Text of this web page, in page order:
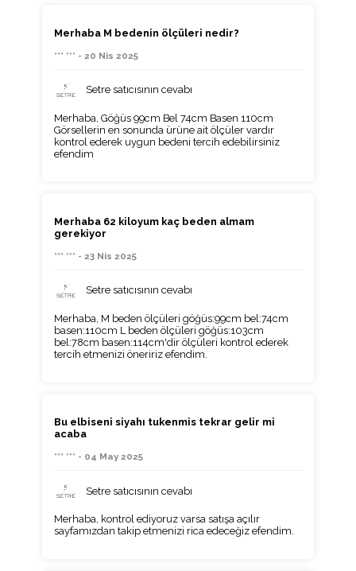
Merhaba M bedenin ölçüleri nedir?
*** *** - 20 Nis 2025
Setre satıcısının cevabı
Merhaba, Göğüs 99cm Bel 74cm Basen 110cm
Görsellerin en sonunda ürüne ait ölçüler vardır
kontrol ederek uygun bedeni tercih edebilirsiniz
efendim
Merhaba 62 kiloyum kaç beden almam
gerekiyor
*** *** - 23 Nis 2025
Setre satıcısının cevabı
Merhaba, M beden ölçüleri göğüs:99cm bel:74cm
basen:110cm L beden ölçüleri göğüs:103cm
bel:78cm basen:114cm'dir ölçüleri kontrol ederek
tercih etmenizi öneririz efendim.
Bu elbiseni siyahı tukenmis tekrar gelir mi
acaba
*** *** - 04 May 2025
Setre satıcısının cevabı
Merhaba, kontrol ediyoruz varsa satışa açılır
sayfamızdan takip etmenizi rica edeceğiz efendim.